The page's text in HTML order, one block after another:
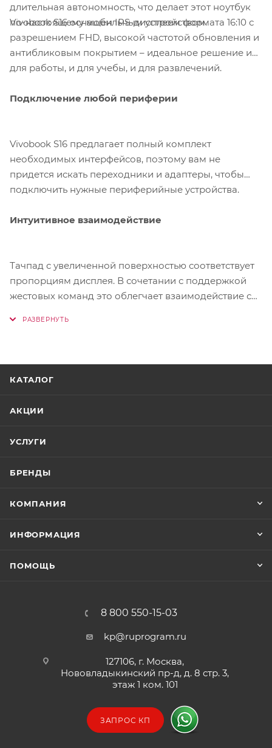
длительная автономность, что делает этот ноутбук
по-настоящему мобильным устройством.
Vivobook S16 оснащен IPS-дисплеем формата 16:10 с
разрешением FHD, высокой частотой обновления и
антибликовым покрытием – идеальное решение и
для работы, и для учебы, и для развлечений.
Подключение любой периферии
Vivobook S16 предлагает полный комплект
необходимых интерфейсов, поэтому вам не
придется искать переходники и адаптеры, чтобы
подключить нужные периферийные устройства.
Интуитивное взаимодействие
Тачпад с увеличенной поверхностью соответствует
пропорциям дисплея. В сочетании с поддержкой
жестовых команд это облегчает взаимодействие с
КАТАЛОГ
АКЦИИ
УСЛУГИ
БРЕНДЫ
КОМПАНИЯ
ИНФОРМАЦИЯ
ПОМОЩЬ
8 800 550-15-03
kp@ruprogram.ru
127106, г. Москва,
Нововладыкинский пр-д, д. 8 стр. 3,
этаж 1 ком. 101
ЗАПРОС КП